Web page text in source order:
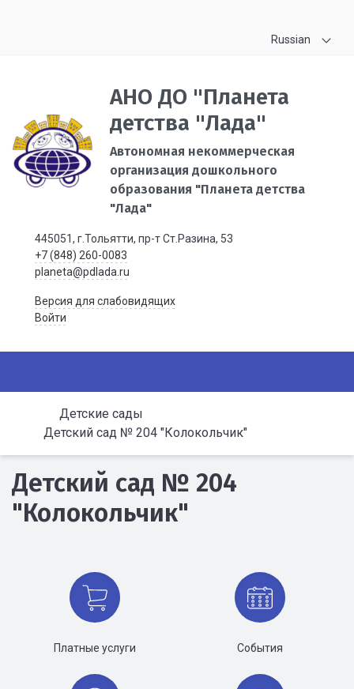
Russian
АНО ДО "Планета
детства "Лада"
Автономная некоммерческая
организация дошкольного
образования "Планета детства
"Лада"
445051, г.Тольятти, пр-т Ст.Разина, 53
+7 (848) 260-0083
planeta@pdlada.ru
Версия для слабовидящих
Войти
Детские сады
Детский сад № 204 "Колокольчик"
Детский сад № 204
"Колокольчик"
Платные услуги События